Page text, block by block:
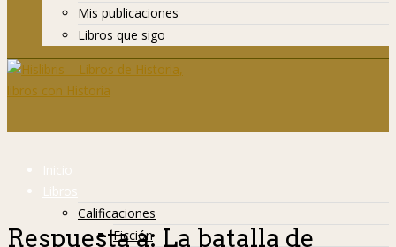
Mis publicaciones
Libros que sigo
Inicio
Libros
Calificaciones
Ficción
Respuesta a: La batalla de